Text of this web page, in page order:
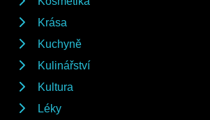
Krása
Kuchyně
Kulinářství
Kultura
Léky